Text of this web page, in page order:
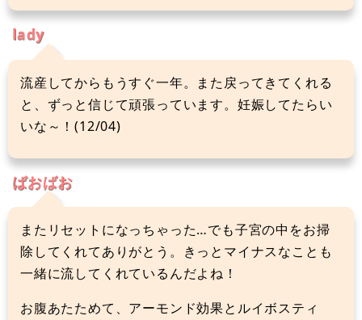
lady
流産してからもうすぐ一年。また戻ってきてくれる
と、ずっと信じて頑張っています。妊娠してたらい
いな～！(12/04)
ばおばお
またリセットになっちゃった…でも子宮の中をお掃
除してくれてありがとう。きっとマイナスなことも
一緒に流してくれているんだよね！
お腹あたためて、アーモンド効果とルイボスティ